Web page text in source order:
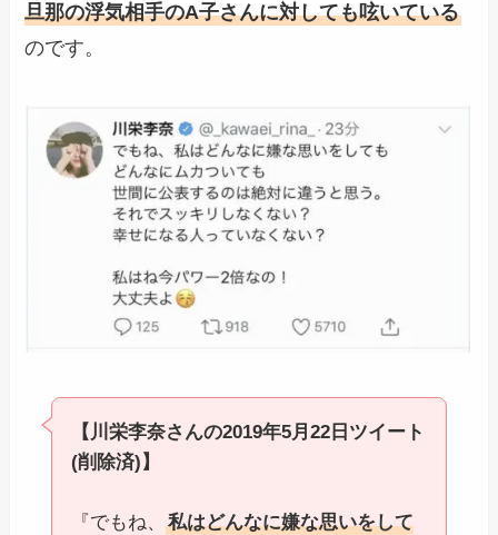
旦那の浮気相手のA子さんに対しても呟いている
のです。
【川栄李奈さんの2019年5月22日ツイート
(削除済)】
『でもね、私はどんなに嫌な思いをして